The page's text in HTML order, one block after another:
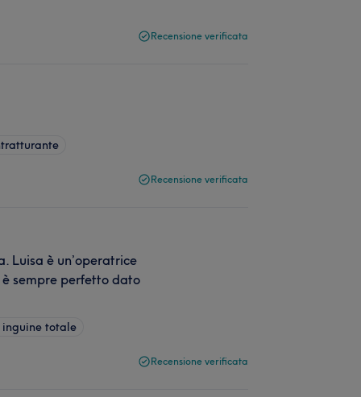
Recensione verificata
Recensione verificata
Luisa è un’operatrice
è sempre perfetto dato
inguine totale
Recensione verificata